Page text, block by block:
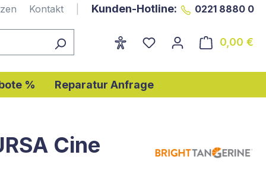
Kontakt Kunden-Hotline: 0221 8880 0
0,00 €
% Reparatur Anfrage
Cine